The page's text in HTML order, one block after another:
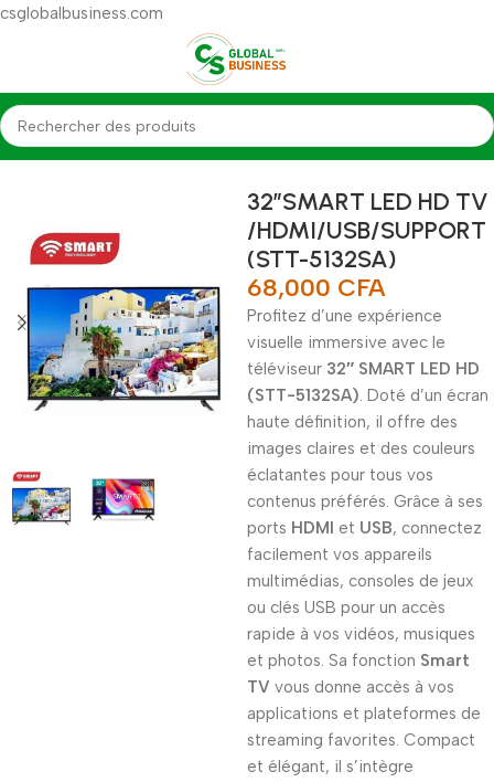
csglobalbusiness.com
Accueil Téléviseurs
32″SMART LED HD TV
/HDMI/USB/SUPPORT
(STT-5132SA)
68,000 CFA
Profitez d’une expérience
visuelle immersive avec le
téléviseur 32″ SMART LED HD
(STT-5132SA). Doté d’un écran
haute définition, il offre des
images claires et des couleurs
éclatantes pour tous vos
contenus préférés. Grâce à ses
ports HDMI et USB, connectez
facilement vos appareils
multimédias, consoles de jeux
ou clés USB pour un accès
rapide à vos vidéos, musiques
et photos. Sa fonction Smart
TV vous donne accès à vos
applications et plateformes de
streaming favorites. Compact
et élégant, il s’intègre